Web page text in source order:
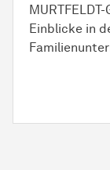
Einblicke in